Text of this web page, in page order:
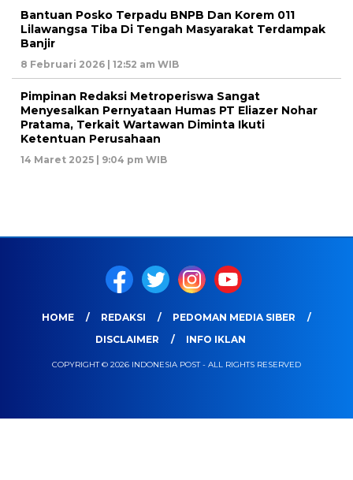
Bantuan Posko Terpadu BNPB Dan Korem 011
Lilawangsa Tiba Di Tengah Masyarakat Terdampak
Banjir
8 Februari 2026 | 12:52 am WIB
Pimpinan Redaksi Metroperiswa Sangat
Menyesalkan Pernyataan Humas PT Eliazer Nohar
Pratama, Terkait Wartawan Diminta Ikuti
Ketentuan Perusahaan
14 Maret 2025 | 9:04 pm WIB
HOME REDAKSI
PEDOMAN MEDIA SIBER
DISCLAIMER
INFO IKLAN
COPYRIGHT © 2026 INDONESIA POST - ALL RIGHTS RESERVED